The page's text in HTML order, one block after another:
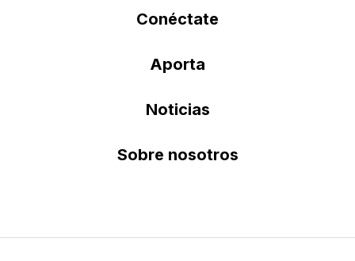
Conéctate
Aporta
Noticias
Sobre nosotros